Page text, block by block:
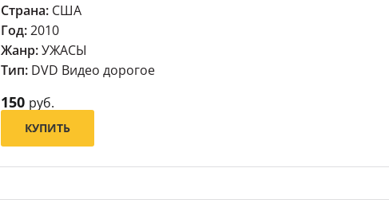
Страна: США
Год:2010
Жанр:УЖАСЫ
Тип: DVD Видео дорогое
150 руб.
КУПИТЬ